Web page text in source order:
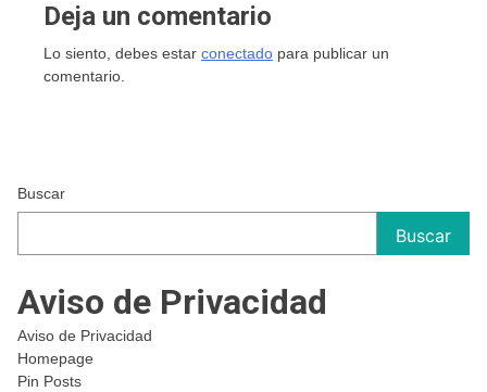
Deja un comentario
Lo siento, debes estar conectado para publicar un
comentario.
Buscar
Buscar
Aviso de Privacidad
Aviso de Privacidad
Homepage
Pin Posts